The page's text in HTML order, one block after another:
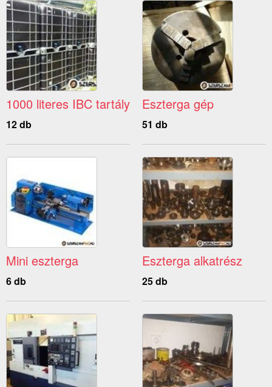
1000 literes IBC tartály
12 db
Eszterga gép
51 db
Mini eszterga
6 db
Eszterga alkatrész
25 db